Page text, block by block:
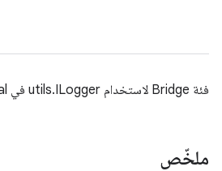
فئة Bridge لاستخدام utils.ILogger في Incremental
ملخّص